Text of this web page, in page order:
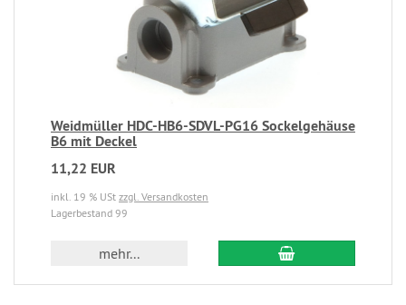
Weidmüller HDC-HB6-SDVL-PG16 Sockelgehäuse
B6 mit Deckel
11,22 EUR
inkl. 19 % USt zzgl. Versandkosten
Lagerbestand 99
mehr...